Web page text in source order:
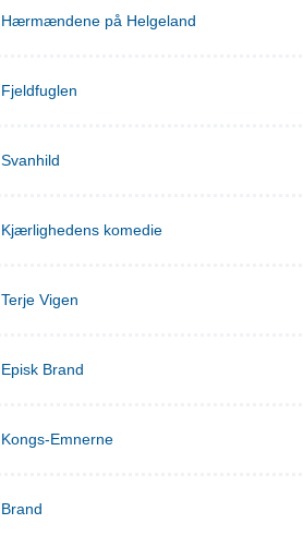
Hærmændene på Helgeland
Fjeldfuglen
Svanhild
Kjærlighedens komedie
Terje Vigen
Episk Brand
Kongs-Emnerne
Brand